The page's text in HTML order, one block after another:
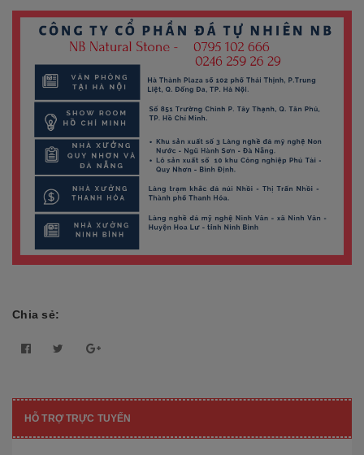
Chia sẻ:
HỖ TRỢ TRỰC TUYẾN